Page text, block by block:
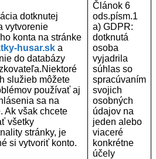
dotknutej
vytvorenie
konta na stránke
husar.sk a
do databázy
služieb môžete
používať aj
sa na
Ak však chcete
všetky
stránky, je
si vytvoriť konto.
Článok 6
ods.písm.1
a) GDPR:
dotknutá
osoba
vyjadrila
súhlas so
spracúvaním
svojich
osobných
údajov na
jeden alebo
viaceré
konkrétne
účely